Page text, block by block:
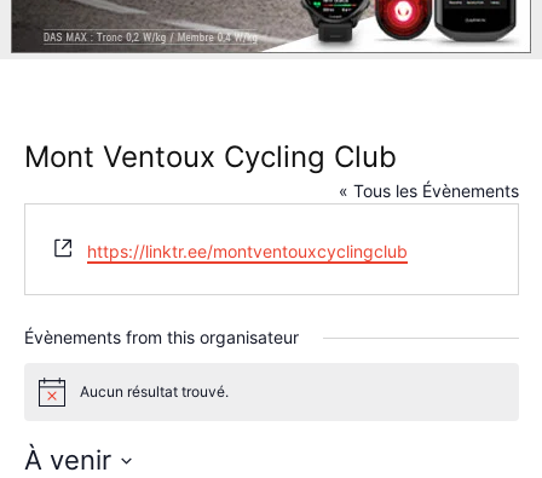
Mont Ventoux Cycling Club
« Tous les Évènements
Site
https://linktr.ee/montventouxcyclingclub
Évènements from this organisateur
NoticeAucun résultat trouvé.
À venir